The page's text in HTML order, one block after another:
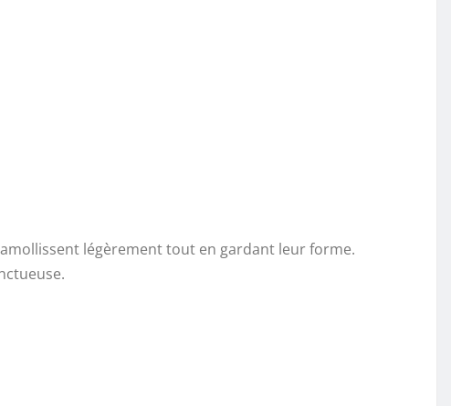
légèrement tout en gardant leur forme.